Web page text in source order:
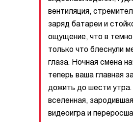
вентиляция,
заряд батареи и
ощущение, что в
только что блеснули
глаза. Ночная смена
теперь ваша главная
дожить до шести утра.
вселенная,
видеоигра и